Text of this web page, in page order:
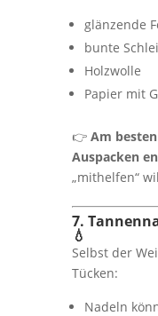
glänzende
bunte
Holzwolle
Papier mit
👉 Am
Auspacken
„mithelfen“
7.
💧
Selbst der
Tücken:
Nadeln